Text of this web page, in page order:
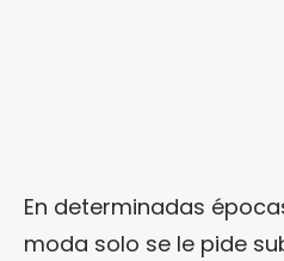
En determinadas
moda solo se le pide